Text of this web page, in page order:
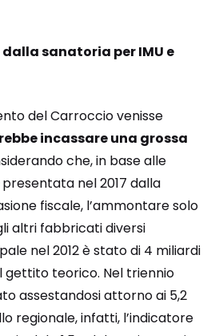
sanatoria per IMU e
del Carroccio venisse
incassare una grossa
che, in base alle
nel 2017 dalla
fiscale, l’ammontare solo
altri fabbricati diversi
nel 2012 è stato di 4 miliardi
gettito teorico. Nel triennio
assestandosi attorno ai 5,2
regionale, infatti, l’indicatore